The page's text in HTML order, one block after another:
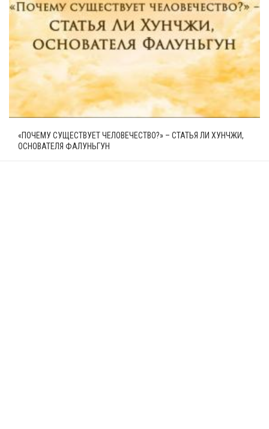
«ПОЧЕМУ СУЩЕСТВУЕТ ЧЕЛОВЕЧЕСТВО?» – СТАТЬЯ ЛИ ХУНЧЖИ,
ОСНОВАТЕЛЯ ФАЛУНЬГУН